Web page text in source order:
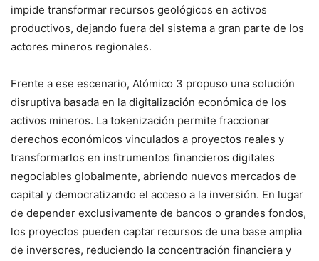
impide transformar recursos geológicos en activos
productivos, dejando fuera del sistema a gran parte de los
actores mineros regionales.
Frente a ese escenario, Atómico 3 propuso una solución
disruptiva basada en la digitalización económica de los
activos mineros. La tokenización permite fraccionar
derechos económicos vinculados a proyectos reales y
transformarlos en instrumentos financieros digitales
negociables globalmente, abriendo nuevos mercados de
capital y democratizando el acceso a la inversión. En lugar
de depender exclusivamente de bancos o grandes fondos,
los proyectos pueden captar recursos de una base amplia
de inversores, reduciendo la concentración financiera y